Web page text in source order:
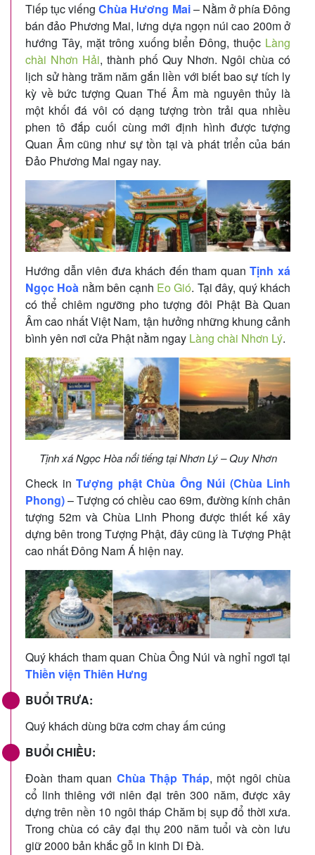
Tiếp tục viếngChùa Hương Mai– Nằm ở phía Đông
bán đảo Phương Mai, lưng dựa ngọn núi cao 200m ở
hướng Tây, mặt trông xuống biển Đông, thuộc Làng
chài Nhơn Hải, thành phố Quy Nhơn. Ngôi chùa có
lịch sử hàng trăm năm gắn liền với biết bao sự tích ly
kỳ về bức tượng Quan Thế Âm mà nguyên thủy là
một khối đá vôi có dạng tượng tròn trải qua nhiều
phen tô đắp cuối cùng mới định hình được tượng
Quan Âm cũng như sự tồn tại và phát triển của bán
Đảo Phương Mai ngay nay.
Hướng dẫn viên đưa khách đến tham quanTịnh xá
Ngọc Hoà nằm bên cạnh Eo Gió. Tại đây, quý khách
có thể chiêm ngưỡng pho tượng đôi Phật Bà Quan
Âm cao nhất Việt Nam, tận hưởng những khung cảnh
bình yên nơi cửa Phật nằm ngay Làng chài Nhơn Lý.
Tịnh xá Ngọc Hòa nổi tiếng tại Nhơn Lý – Quy Nhơn
Check in Tượng phật Chùa Ông Núi (Chùa Linh
Phong)– Tượng có chiều cao 69m, đường kính chân
tượng 52m và Chùa Linh Phong được thiết kế xây
dựng bên trong Tượng Phật, đây cũng là Tượng Phật
cao nhất Đông Nam Á hiện nay.
Quý khách tham quan Chùa Ông Núi và nghỉ ngơi tại
Thiền viện Thiên Hưng
BUỔI TRƯA:
Quý khách dùng bữa cơm chay ấm cúng
BUỔI CHIỀU:
Đoàn tham quan Chùa Thập Tháp, một ngôi chùa
cổ linh thiêng với niên đại trên 300 năm, được xây
dựng trên nền 10 ngôi tháp Chăm bị sụp đổ thời xưa.
Trong chùa có cây đại thụ 200 năm tuổi và còn lưu
giữ 2000 bản khắc gỗ in kinh Di Đà.